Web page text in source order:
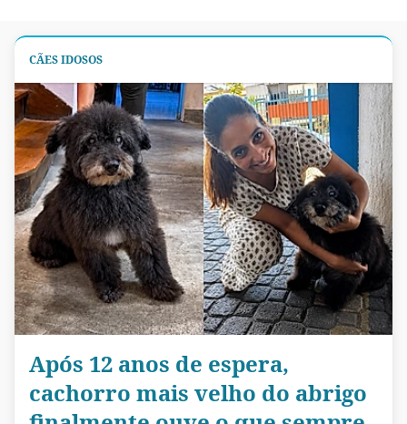
CÃES IDOSOS
Após 12 anos de espera,
cachorro mais velho do abrigo